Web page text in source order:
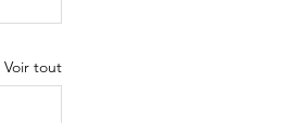
Voir tout